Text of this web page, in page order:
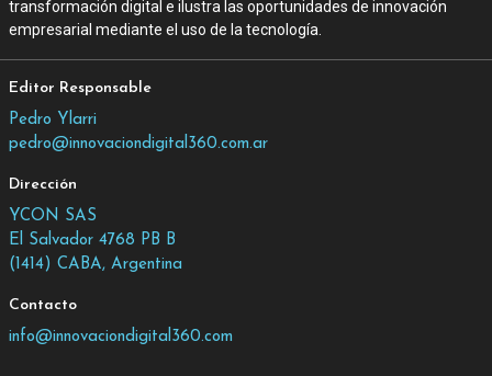
transformación digital e ilustra las oportunidades de innovación
empresarial mediante el uso de la tecnología.
Editor Responsable
Pedro Ylarri
pedro@innovaciondigital360.com.ar
Dirección
YCON SAS
El Salvador 4768 PB B
(1414) CABA, Argentina
Contacto
info@innovaciondigital360.com